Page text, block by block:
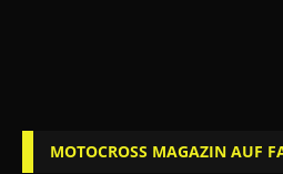
MOTOCROSS MAGAZIN AUF